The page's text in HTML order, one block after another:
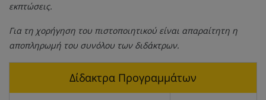
εκπτώσεις.
Για τη χορήγηση του πιστοποιητικού είναι απαραίτητη η
αποπληρωμή του συνόλου των διδάκτρων.
Δίδακτρα Προγραμμάτων